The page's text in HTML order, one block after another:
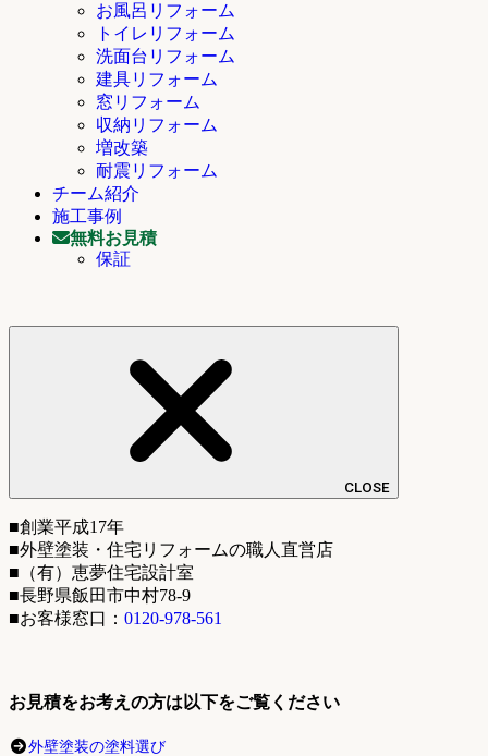
お風呂リフォーム
トイレリフォーム
洗面台リフォーム
建具リフォーム
窓リフォーム
収納リフォーム
増改築
耐震リフォーム
チーム紹介
施工事例
無料お見積
保証
CLOSE
■創業平成17年
■外壁塗装・住宅リフォームの職人直営店
■（有）恵夢住宅設計室
■長野県飯田市中村78-9
■お客様窓口： 0120-978-561
お見積をお考えの方は以下をご覧ください
外壁塗装の塗料選び